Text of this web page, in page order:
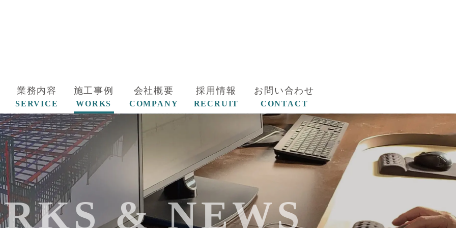
業務内容
SERVICE
施工事例
WORKS
会社概要
COMPANY
採用情報
RECRUIT
お問い合わせ
CONTACT
& NEWS